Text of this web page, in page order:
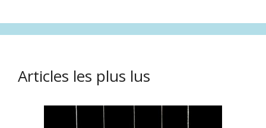
Articles les plus lus